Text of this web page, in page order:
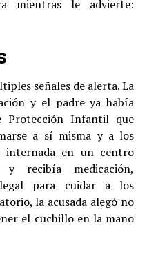
mientras le advierte:
señales de alerta. La
y el padre ya había
Protección Infantil que
a sí misma y a los
internada en un centro
y recibía medicación,
para cuidar a los
la acusada alegó no
el cuchillo en la mano